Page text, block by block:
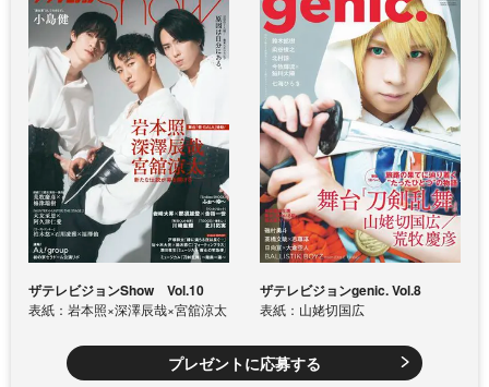
ザテレビジョンShow Vol.10
表紙：岩本照×深澤辰哉×宮舘涼太
ザテレビジョンgenic. Vol.8
表紙：山姥切国広
プレゼントに応募する